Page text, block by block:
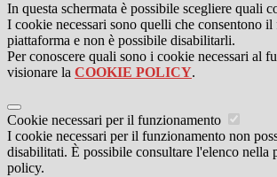
In questa schermata è possibile scegliere quali
I cookie necessari sono quelli che consentono
piattaforma e non è possibile disabilitarli.
Per conoscere quali sono i cookie necessari al
visionare la COOKIE POLICY.
Cookie necessari per il funzionamento
I cookie necessari per il funzionamento non
disabilitati. È possibile consultare l'elenco nella
policy.